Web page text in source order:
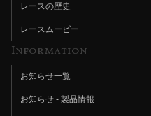
レースの歴史
レースムービー
Information
お知らせ一覧
お知らせ - 製品情報